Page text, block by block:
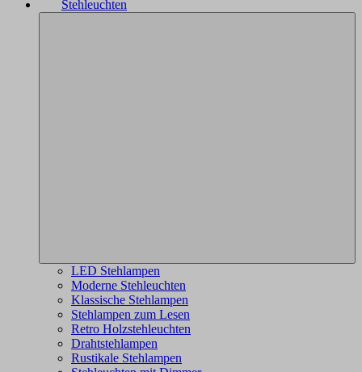
Stehleuchten
LED Stehlampen
Moderne Stehleuchten
Klassische Stehlampen
Stehlampen zum Lesen
Retro Holzstehleuchten
Drahtstehlampen
Rustikale Stehlampen